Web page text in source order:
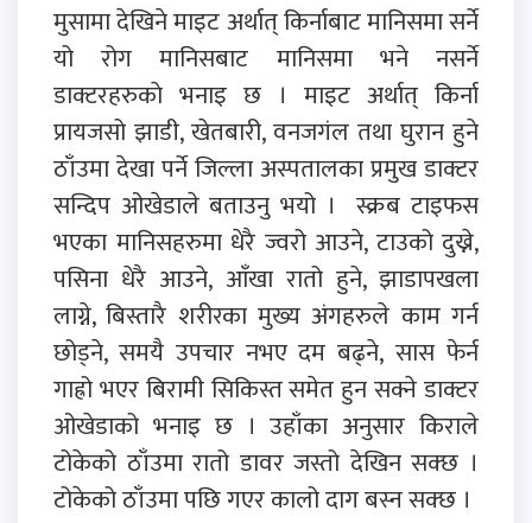
मुसामा देखिने माइट अर्थात् किर्नाबाट मानिसमा सर्ने
यो रोग मानिसबाट मानिसमा भने नसर्ने
डाक्टरहरुकाे भनाइ छ । माइट अर्थात् किर्ना
प्रायजसो झाडी, खेतबारी, वनजगंल तथा घुरान हुने
ठाँउमा देखा पर्ने जिल्ला अस्पतालका प्रमुख डाक्टर
सन्दिप ओखेडाले बताउनु भयो । स्क्रब टाइफस
भएका मानिसहरुमा धेरै ज्वरो आउने, टाउको दुख्ने,
पसिना धेरै आउने, आँखा रातो हुने, झाडापखला
लाग्ने, बिस्तारै शरीरका मुख्य अंगहरुले काम गर्न
छोड्ने, समयै उपचार नभए दम बढ्ने, सास फेर्न
गाह्रो भएर बिरामी सिकिस्त समेत हुन सक्ने डाक्टर
ओखेडाको भनाइ छ । उहाँका अनुसार किराले
टोकेको ठाँउमा रातो डावर जस्तो देखिन सक्छ ।
टोकेको ठाँउमा पछि गएर कालो दाग बस्न सक्छ ।